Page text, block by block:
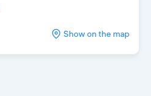
Show on the map